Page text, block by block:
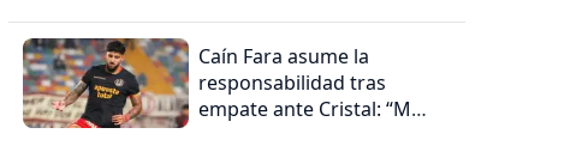
Caín Fara asume la
responsabilidad tras
empate ante Cristal: “Me